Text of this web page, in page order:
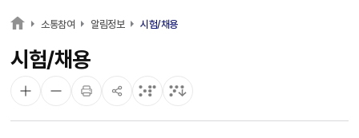
소통참여 알림정보 시험/채용
시험/채용